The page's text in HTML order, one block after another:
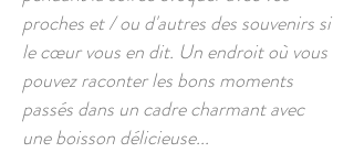
proches et / ou d'autres des souvenirs si
le cœur vous en dit. Un endroit où vous
pouvez raconter les bons moments
passés dans un cadre charmant avec
une boisson délicieuse...